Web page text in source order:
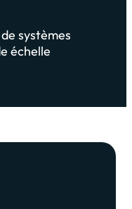
systèmes
échelle